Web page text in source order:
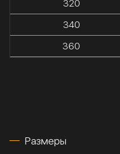
320
340
360
Размеры